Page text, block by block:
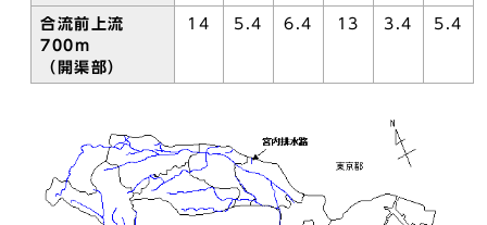
合流前上流
700m
（開渠部）
14 5.4 6.4 13 3.4 5.4